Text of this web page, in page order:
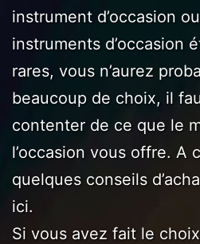
instrument d’occasion
instruments d’occasion
rares, vous n’aurez
beaucoup de choix, il
contenter de ce que le
l’occasion vous offre. A
quelques conseils
ici.
Si vous avez fait le